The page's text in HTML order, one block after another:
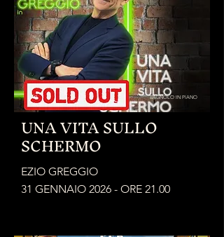
BAGNOLO IN PIANO
UNA VITA SULLO
SCHERMO
EZIO GREGGIO
31 GENNAIO 2026 - ORE 21.00